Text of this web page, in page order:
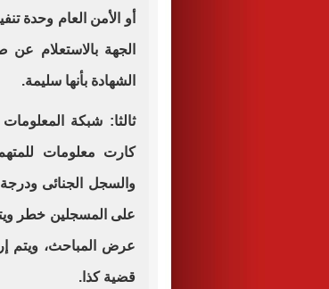
أو الأمن العام وحدة
الجهة بالاستعلام
الشهادة بأنها سليمة.
ثالثا: شبكة
كارت معلومات
والسجل الجنائى
على المسجلين خطر
عرض المباحث، ويتم
قضية كذا.